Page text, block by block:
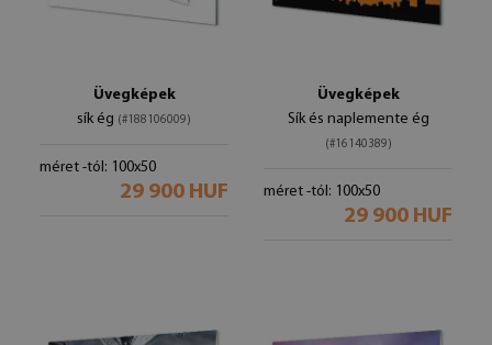
Üvegképek
sík ég (#188106009)
méret -tól: 100x50
29 900 HUF
Üvegképek
Sík és naplemente ég
(#16140389)
méret -tól: 100x50
29 900 HUF